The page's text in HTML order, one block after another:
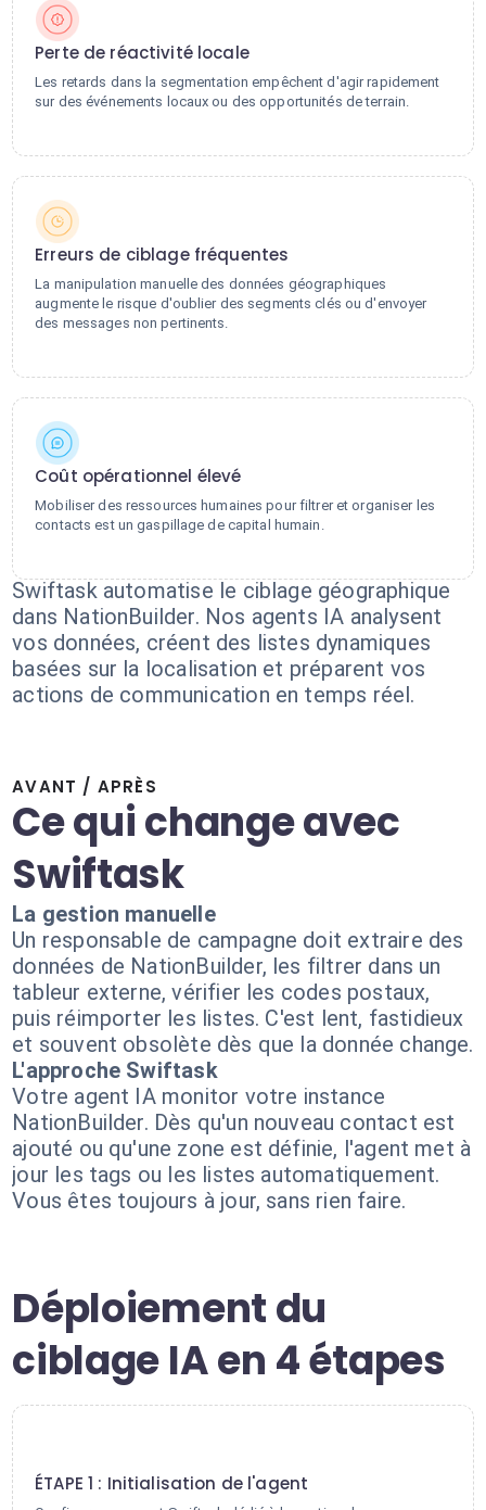
Perte de réactivité locale
Les retards dans la segmentation empêchent d'agir rapidement
sur des événements locaux ou des opportunités de terrain.
Erreurs de ciblage fréquentes
La manipulation manuelle des données géographiques
augmente le risque d'oublier des segments clés ou d'envoyer
des messages non pertinents.
Coût opérationnel élevé
Mobiliser des ressources humaines pour filtrer et organiser les
contacts est un gaspillage de capital humain.
Swiftask automatise le ciblage géographique
dans NationBuilder. Nos agents IA analysent
vos données, créent des listes dynamiques
basées sur la localisation et préparent vos
actions de communication en temps réel.
AVANT / APRÈS
Ce qui change avec
Swiftask
La gestion manuelle
Un responsable de campagne doit extraire des
données de NationBuilder, les filtrer dans un
tableur externe, vérifier les codes postaux,
puis réimporter les listes. C'est lent, fastidieux
et souvent obsolète dès que la donnée change.
L'approche Swiftask
Votre agent IA monitor votre instance
NationBuilder. Dès qu'un nouveau contact est
ajouté ou qu'une zone est définie, l'agent met à
jour les tags ou les listes automatiquement.
Vous êtes toujours à jour, sans rien faire.
Déploiement du
ciblage IA en 4 étapes
ÉTAPE 1 : Initialisation de l'agent